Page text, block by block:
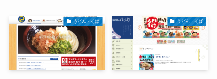
うどん・そば うどん・そば